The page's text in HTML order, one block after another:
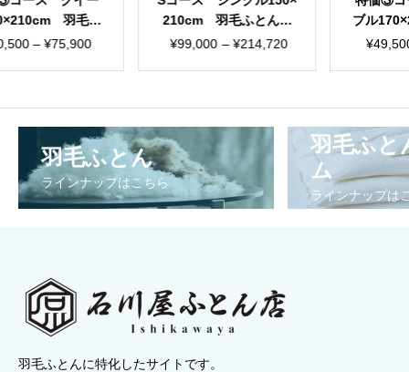
羽毛ふ
ォーム おま
– ¥75,900
価
¥60,500
¥75,900
210cm 羽毛ふとんリ
フォーム 国産生地
99,000 – ¥ 214,720
価
¥99,000
¥214,720
ブル
ふとんリフ
49,500 –
価
–
羽毛ふとん
ラインナップはこちら
羽毛ふと
ム
ラインナップは
羽毛ふとんに特化したサイトです。